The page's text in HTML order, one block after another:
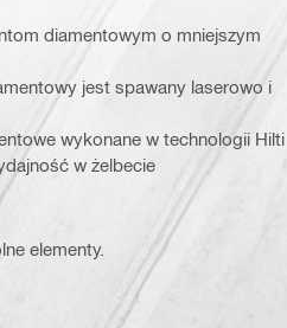
diamentowym o mniejszym
jest spawany laserowo i
wykonane w technologii Hilti
w żelbecie
elementy.